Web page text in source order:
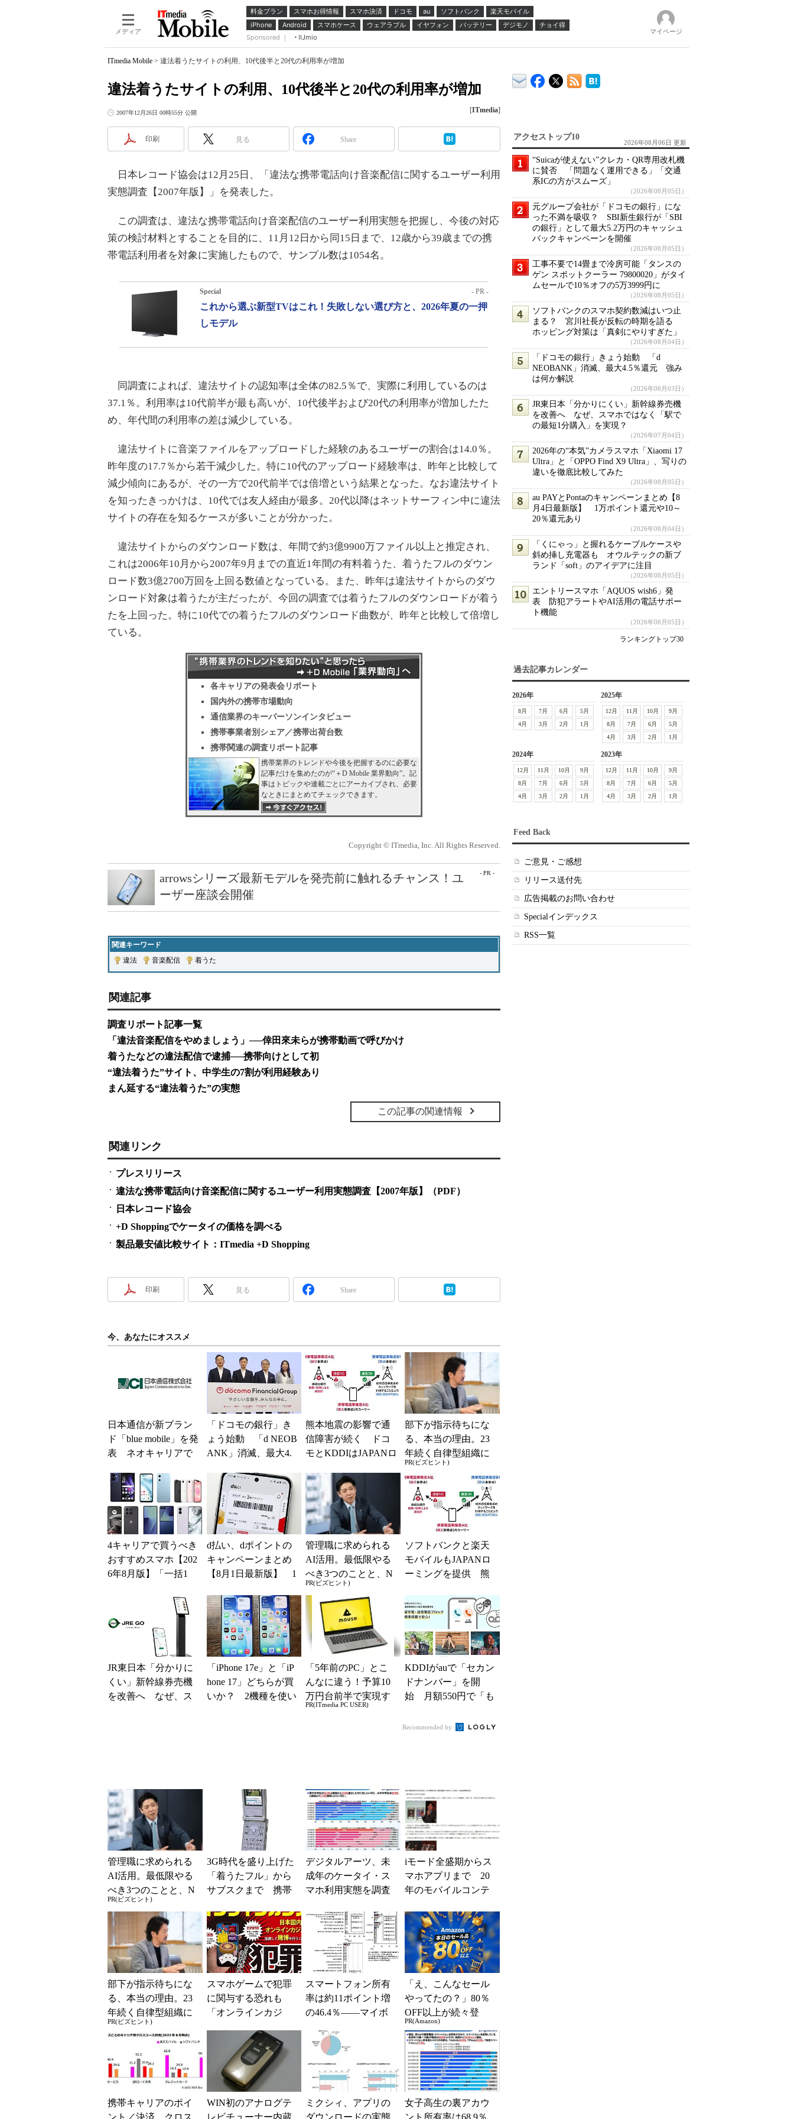
メディア
料金プラン スマホお得情報 スマホ決済 ドコモ au ソフトバンク
楽天モバイル
iPhone
Android スマホケース ウェアラブル イヤフォン バッテリー デジモノ
チョイ得
Sponsored ｜
IIJmio
マイページ
ITmedia Mobile > 違法着うたサイトの利用、10代後半と20代の利用率が増加
違法着うたサイトの利用、10代後半と20代の利用率が増加
2007年12月26日 00時55分 公開 [ITmedia]
印刷 見る Share
日本レコード協会は12月25日、「違法な携帯電話向け音楽配信に関するユーザー利用
実態調査【2007年版】」を発表した。
この調査は、違法な携帯電話向け音楽配信のユーザー利用実態を把握し、今後の対応
策の検討材料とすることを目的に、11月12日から同15日まで、12歳から39歳までの携
帯電話利用者を対象に実施したもので、サンプル数は1054名。
Special - PR -
これから選ぶ新型TVはこれ！失敗しない選び方と、2026年夏の一押
しモデル
同調査によれば、違法サイトの認知率は全体の82.5％で、実際に利用しているのは
37.1％。利用率は10代前半が最も高いが、10代後半および20代の利用率が増加したた
め、年代間の利用率の差は減少している。
違法サイトに音楽ファイルをアップロードした経験のあるユーザーの割合は14.0％。
昨年度の17.7％から若干減少した。特に10代のアップロード経験率は、昨年と比較して
減少傾向にあるが、その一方で20代前半では倍増という結果となった。なお違法サイト
を知ったきっかけは、10代では友人経由が最多。20代以降はネットサーフィン中に違法
サイトの存在を知るケースが多いことが分かった。
違法サイトからのダウンロード数は、年間で約3億9900万ファイル以上と推定され、
これは2006年10月から2007年9月までの直近1年間の有料着うた、着うたフルのダウン
ロード数3億2700万回を上回る数値となっている。また、昨年は違法サイトからのダウ
ンロード対象は着うたが主だったが、今回の調査では着うたフルのダウンロードが着う
たを上回った。特に10代での着うたフルのダウンロード曲数が、昨年と比較して倍増し
ている。
各キャリアの発表会リポート
国内外の携帯市場動向
通信業界のキーパーソンインタビュー
携帯事業者別シェア／携帯出荷台数
携帯関連の調査リポート記事
携帯業界のトレンドや今後を把握するのに必要な
記事だけを集めたのが“＋D Mobile 業界動向”。記
事はトピックや連載ごとにアーカイブされ、必要
なときにまとめてチェックできます。
Copyright © ITmedia, Inc. All Rights Reserved.
- PR -
arrowsシリーズ最新モデルを発売前に触れるチャンス！ユ
ーザー座談会開催
関連キーワード
違法
音楽配信 着うた
関連記事
調査リポート記事一覧
「違法音楽配信をやめましょう」──倖田來未らが携帯動画で呼びかけ
着うたなどの違法配信で逮捕──携帯向けとして初
“違法着うた”サイト、中学生の7割が利用経験あり
まん延する“違法着うた”の実態
この記事の関連情報
関連リンク
プレスリリース
違法な携帯電話向け音楽配信に関するユーザー利用実態調査【2007年版】（PDF）
日本レコード協会
+D Shoppingでケータイの価格を調べる
製品最安値比較サイト：ITmedia +D Shopping
印刷 見る Share
今、あなたにオススメ
日本通信が新ブラン
ド「blue mobile」を発
表 ネオキャリアで
「ドコモの銀行」き
ょう始動 「d NEOB
ANK」消滅、最大4.
解説
熊本地震の影響で通
信障害が続く ドコ
モとKDDIはJAPANロ
無料Wi-Fi「00...
部下が指示待ちにな
る、本当の理由。23
年続く自律型組織に
共通する「3つの要
素」
PR(ビズヒント)
4キャリアで買うべき
おすすめスマホ【202
6年8月版】「一括1
d払い、dポイントの
キャンペーンまとめ
【8月1日最新版】 1
元の施策がめじろ押
し
管理職に求められる
AI活用。最低限やる
べき3つのことと、N
Gな自己認識
PR(ビズヒント)
ソフトバンクと楽天
モバイルもJAPANロ
ーミングを提供 熊
が続く
JR東日本「分かりに
くい」新幹線券売機
を改善へ なぜ、ス
「iPhone 17e」と「iP
hone 17」どちらが買
いか？ 2機種を使い
「5年前のPC」とこ
んなに違う！予算10
万円台前半で実現す
る快適PCライフ
PR(ITmedia PC USER)
KDDIがauで「セカン
ドナンバー」を開
始 月額550円で「も
Recommended by
管理職に求められる
AI活用。最低限やる
べき3つのことと、N
Gな自己認識
PR(ビズヒント)
3G時代を盛り上げた
「着うたフル」から
サブスクまで 携帯
る
デジタルアーツ、未
成年のケータイ・ス
マホ利用実態を調査
マホ所有率が7割に
iモード全盛期からス
マホアプリまで 20
年のモバイルコンテ
る
部下が指示待ちにな
る、本当の理由。23
年続く自律型組織に
共通する「3つの要
PR(ビズヒント)
スマホゲームで犯罪
に関与する恐れも
「オンラインカジ
の法的リスク
スマートフォン所有
率は約11ポイント増
の46.4％――マイボ
発表
「え、こんなセール
やってたの？」80％
OFF以上が続々登
場！Amazonの本気が
凄すぎる
PR(Amazon)
携帯キャリアのポイ
WIN初のアナログテ
ミクシィ、アプリの
女子高生の裏アカウ
アクセストップ10
2026年08月06日 更新
“Suicaが使えない”クレカ・QR専用改札機
に賛否 「問題なく運用できる」「交通
系ICの方がスムーズ」
（2026年08月05日）
元グループ会社が「ドコモの銀行」にな
った不満を吸収？ SBI新生銀行が「SBI
の銀行」として最大5.2万円のキャッシュ
バックキャンペーンを開催
（2026年08月05日）
工事不要で14畳まで冷房可能「タンスの
ゲン スポットクーラー 79800020」がタイ
ムセールで10％オフの5万3999円に
（2026年08月05日）
ソフトバンクのスマホ契約数減はいつ止
まる？ 宮川社長が反転の時期を語る
ホッピング対策は「真剣にやりすぎた」
（2026年08月04日）
「ドコモの銀行」きょう始動 「d
NEOBANK」消滅、最大4.5％還元 強み
は何か解説
（2026年08月03日）
JR東日本「分かりにくい」新幹線券売機
を改善へ なぜ、スマホではなく「駅で
の最短1分購入」を実現？
（2026年07月04日）
2026年の“本気”カメラスマホ「Xiaomi 17
Ultra」と「OPPO Find X9 Ultra」、写りの
違いを徹底比較してみた
（2026年08月05日）
au PAYとPontaのキャンペーンまとめ【8
月4日最新版】 1万ポイント還元や10～
20％還元あり
（2026年08月04日）
「くにゃっ」と握れるケーブルケースや
斜め挿し充電器も オウルテックの新ブ
ランド「soft」のアイデアに注目
（2026年08月05日）
エントリースマホ「AQUOS wish6」発
表 防犯アラートやAI活用の電話サポー
ト機能
（2026年08月05日）
ランキングトップ30
過去記事カレンダー
2026年
8月 7月 6月
5月
4月
3月 2月 1月
2025年
12月 11月 10月
9月
8月
7月 6月
5月
4月
3月 2月 1月
2024年
12月 11月 10月
9月
8月
7月 6月
5月
4月
3月 2月 1月
2023年
12月 11月 10月
9月
8月
7月 6月
5月
4月
3月 2月 1月
Feed Back
ご意見・ご感想
リリース送付先
広告掲載のお問い合わせ
Specialインデックス
RSS一覧